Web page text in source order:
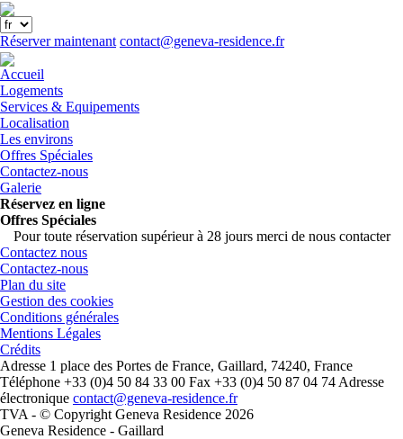
Menu
Réserver maintenant contact@geneva-residence.fr
Close
menu
Accueil
Logements
Services & Equipements
Localisation
Les environs
Offres Spéciales
Contactez-nous
Galerie
Réservez en ligne
Offres Spéciales
Pour toute réservation supérieur à 28 jours merci de nous contacter
Contactez nous
Contactez-nous
Plan du site
Gestion des cookies
Conditions générales
Mentions Légales
Crédits
Adresse 1 place des Portes de France, Gaillard, 74240, France
Téléphone +33 (0)4 50 84 33 00 Fax +33 (0)4 50 87 04 74 Adresse
électronique contact@geneva-residence.fr
TVA - © Copyright Geneva Residence 2026
Geneva Residence - Gaillard